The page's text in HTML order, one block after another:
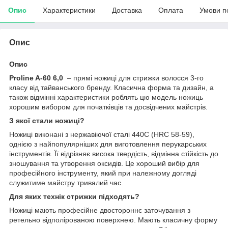
Опис Характеристики Доставка Оплата Умови
Опис
Опис
Proline A-60 6,0 – прямі ножиці для стрижки волосся 3-го
класу від тайванського бренду. Класична форма та дизайн, а
також відмінні характеристики роблять цю модель ножиць
хорошим вибором для початківців та досвідчених майстрів.
З якої стали ножиці?
Ножиці виконані з нержавіючої сталі 440С (HRC 58-59),
однією з найпопулярніших для виготовлення перукарських
інструментів. Її відрізняє висока твердість, відмінна стійкість до
зношування та утворення оксидів. Це хороший вибір для
професійного інструменту, який при належному догляді
служитиме майстру тривалий час.
Для яких технік стрижки підходять?
Ножиці мають професійне двостороннє заточування з
ретельно відполірованою поверхнею. Мають класичну форму